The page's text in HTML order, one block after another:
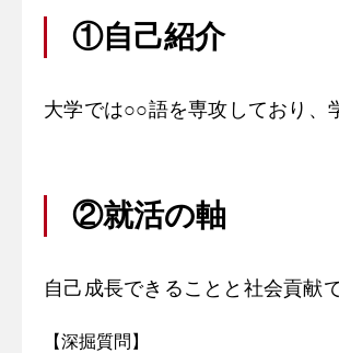
①自己紹介
大学では○○語を専攻しており、
②就活の軸
自己成長できることと社会貢献
【深掘質問】